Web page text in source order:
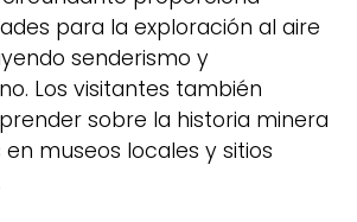
para la exploración al aire
senderismo y
Los visitantes también
sobre la historia minera
museos locales y sitios